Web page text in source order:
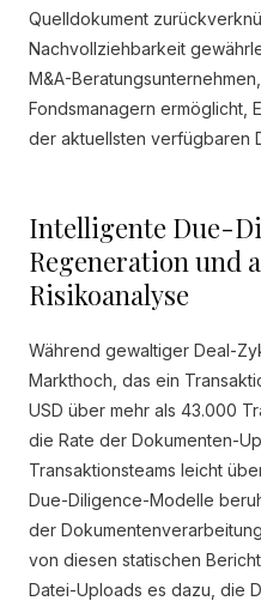
Quelldokument
Nachvollziehbarkeit
M&A-
Fondsmanagern ermöglicht,
der aktuellsten verfügbaren
Intelligente Due-
Regeneration und
Risikoanalyse
Während gewaltiger Deal-
Markthoch, das ein
USD über mehr als 43.000
die Rate der Dokumenten-
Transaktionsteams leicht
Due-Diligence-Modelle
der
von diesen statischen
Datei-Uploads es dazu, die